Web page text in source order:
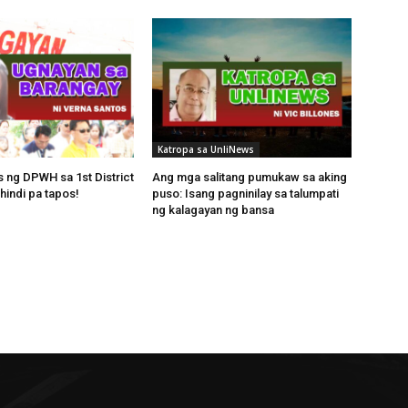
ng DPWH sa 1st District
pa tapos!
Katropa sa UnliNews
Ang mga salitang pumukaw sa aking
puso: Isang pagninilay sa talumpati
ng kalagayan ng bansa